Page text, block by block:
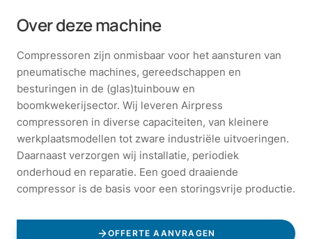
Over deze machine
Compressoren zijn onmisbaar voor het aansturen van
pneumatische machines, gereedschappen en
besturingen in de (glas)tuinbouw en
boomkwekerijsector. Wij leveren Airpress
compressoren in diverse capaciteiten, van kleinere
werkplaatsmodellen tot zware industriële uitvoeringen.
Daarnaast verzorgen wij installatie, periodiek
onderhoud en reparatie. Een goed draaiende
compressor is de basis voor een storingsvrije productie.
OFFERTE AANVRAGEN